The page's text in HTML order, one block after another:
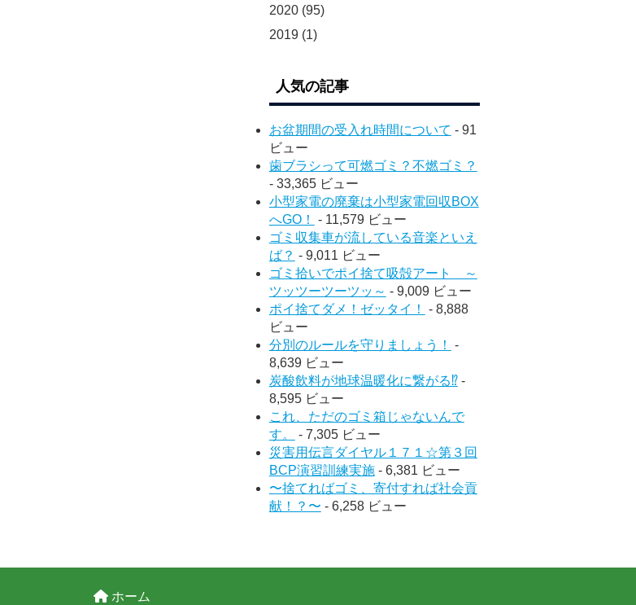
2020(95)
2019(1)
人気の記事
お盆期間の受入れ時間について - 91
ビュー
歯ブラシって可燃ゴミ？不燃ゴミ？
- 33,365 ビュー
小型家電の廃棄は小型家電回収BOX
へGO！
- 11,579 ビュー
ゴミ収集車が流している音楽といえ
ば？ - 9,011 ビュー
ゴミ拾いでポイ捨て吸殻アート ～
ツッツーツーツッ～ - 9,009 ビュー
ポイ捨てダメ！ゼッタイ！
- 8,888
ビュー
分別のルールを守りましょう！
-
8,639 ビュー
炭酸飲料が地球温暖化に繋がる⁉︎-
8,595 ビュー
これ、ただのゴミ箱じゃないんで
す。
- 7,305 ビュー
災害用伝言ダイヤル１７１☆第３回
BCP演習訓練実施- 6,381 ビュー
〜捨てればゴミ、寄付すれば社会貢
献！？〜 - 6,258 ビュー
ホーム